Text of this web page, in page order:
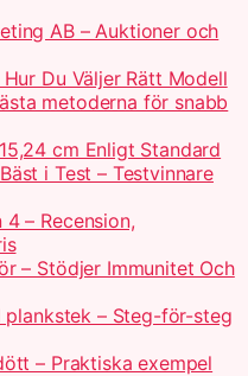
AB – Auktioner och
Du Väljer Rätt Modell
metoderna för snabb
cm Enligt Standard
i Test – Testvinnare
– Recension,
– Stödjer Immunitet Och
plankstek – Steg-för-steg
– Praktiska exempel